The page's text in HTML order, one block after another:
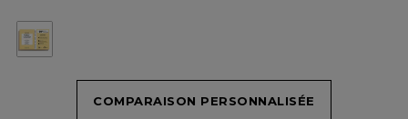
COMPARAISON PERSONNALISÉE